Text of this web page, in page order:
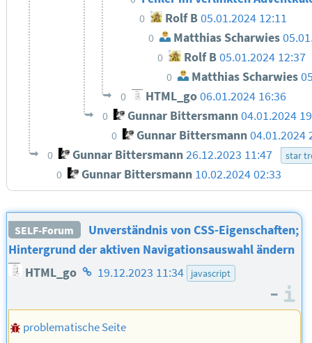
0 Rolf B05.01.2024 12:11
0 Matthias Scharwies
0 Rolf B05.01.2024 12:37
0 Matthias Scharwies
0 HTML_go06.01.2024 16:36
0 Gunnar Bittersmann04.01.2024
0 Gunnar Bittersmann04.01.2024
0 Gunnar Bittersmann 26.12.2023 11:47 star
0 Gunnar Bittersmann 10.02.2024 02:33
SELF-Forum
Unverständnis von CSS-Eigenschaften;
Hintergrund der aktiven Navigationsauswahl ändern
HTML_go Homepage
Autors
19.12.2023 11:34 javascript
–
problematische Seite